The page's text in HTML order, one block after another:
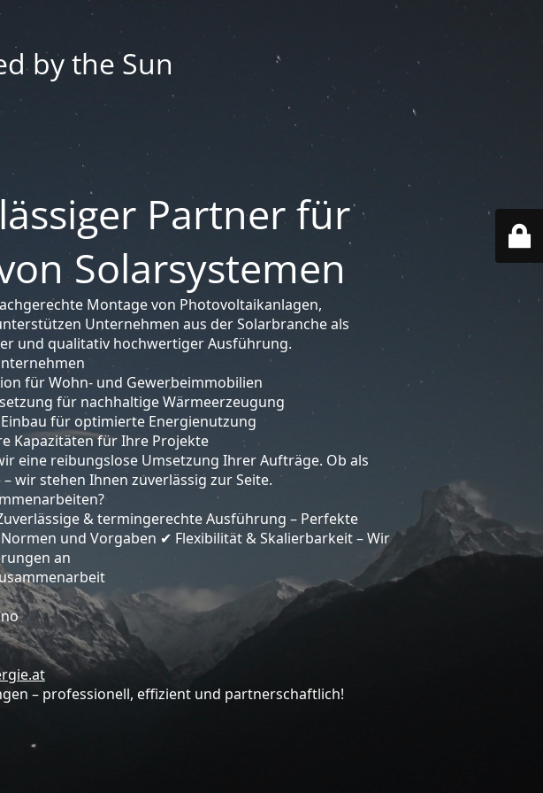
by the Sun
Partner für
Solarsystemen
Montage von Photovoltaikanlagen,
Unternehmen aus der Solarbranche als
und qualitativ hochwertiger Ausführung.
für Wohn- und Gewerbeimmobilien
für nachhaltige Wärmeerzeugung
für optimierte Energienutzung
Kapazitäten für Ihre Projekte
eine reibungslose Umsetzung Ihrer Aufträge. Ob als
wir stehen Ihnen zuverlässig zur Seite.
& termingerechte Ausführung – Perfekte
und Vorgaben ✔ Flexibilität & Skalierbarkeit – Wir
an
– professionell, effizient und partnerschaftlich!